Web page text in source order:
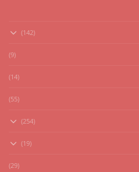
(142)
(9)
(14)
(55)
(254)
(19)
(29)